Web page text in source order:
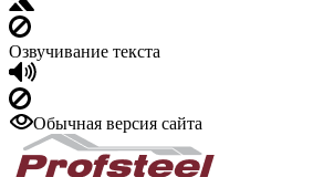
Озвучивание текста
Обычная версия сайта